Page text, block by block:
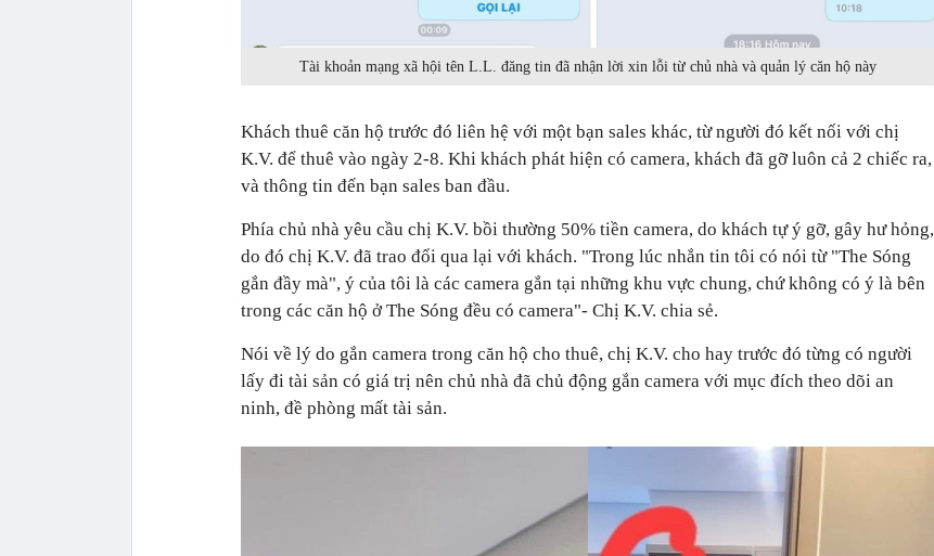
Tài khoản mạng xã hội tên L.L. đăng tin đã nhận lời xin lỗi từ chủ nhà và quản lý căn hộ này
Khách thuê căn hộ trước đó liên hệ với một bạn sales khác, từ người đó kết nối với chị
K.V. để thuê vào ngày 2-8. Khi khách phát hiện có camera, khách đã gỡ luôn cả 2 chiếc ra,
và thông tin đến bạn sales ban đầu.
Phía chủ nhà yêu cầu chị K.V. bồi thường 50% tiền camera, do khách tự ý gỡ, gây hư hỏng,
do đó chị K.V. đã trao đổi qua lại với khách. "Trong lúc nhắn tin tôi có nói từ "The Sóng
gắn đầy mà", ý của tôi là các camera gắn tại những khu vực chung, chứ không có ý là bên
trong các căn hộ ở The Sóng đều có camera"- Chị K.V. chia sẻ.
Nói về lý do gắn camera trong căn hộ cho thuê, chị K.V. cho hay trước đó từng có người
lấy đi tài sản có giá trị nên chủ nhà đã chủ động gắn camera với mục đích theo dõi an
ninh, đề phòng mất tài sản.